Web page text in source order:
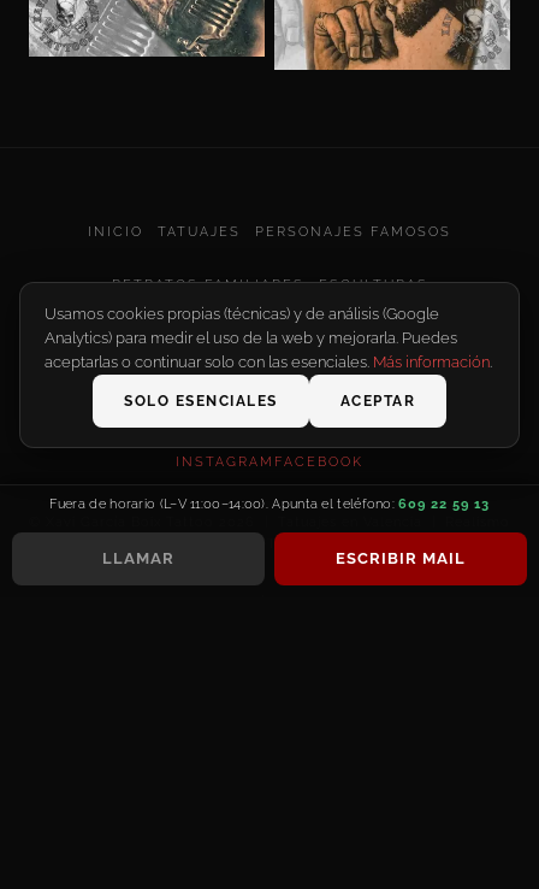
INICIO TATUAJES PERSONAJES FAMOSOS
RETRATOS FAMILIARES ESCULTURAS
ANIMALES Y NATURALEZA PIN-UPS DIVERSOS
INSTAGRAM FACEBOOK
y Retratos · -Tattoo Spain-
Fuera de horario (L–V 11:00–14:00). Apunta el teléfono:609 22 59 13
LLAMAR ESCRIBIR MAIL
Usamos cookies propias (técnicas) y de análisis (Google
Analytics) para medir el uso de la web y mejorarla. Puedes
aceptarlas o continuar solo con las esenciales. Más información.
SOLO ESENCIALES ACEPTAR